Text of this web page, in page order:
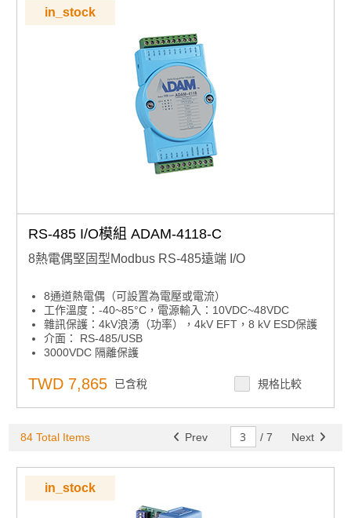
in_stock
RS-485 I/O模組 ADAM-4118-C
8熱電偶堅固型Modbus RS-485遠端 I/O
8通道熱電偶（可設置為電壓或電流）
工作溫度：-40~85°C，電源輸入：10VDC~48VDC
雜訊保護：4kV浪湧（功率），4kV EFT，8 kV ESD保護
介面： RS-485/USB
3000VDC 隔離保護
TWD 7,865 已含稅 規格比較
84 Total Items Prev / 7 Next
in_stock